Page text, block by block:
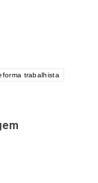
trabalhista